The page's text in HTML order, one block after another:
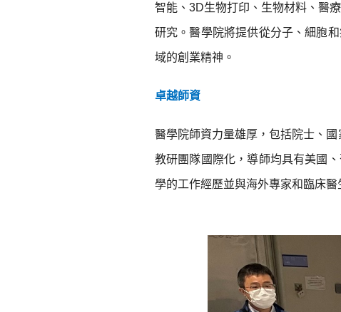
智能、3D生物打印、生物材料、醫
研究。醫學院將提供從分子、細胞
域的創業精神。
卓越師資
醫學院師資力量雄厚，包括院士、
教研團隊國際化，導師均具有美國
學的工作經歷並與海外專家和臨床